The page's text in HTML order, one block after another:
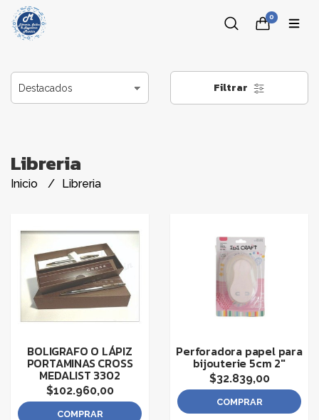
0
Filtrar
Libreria
Inicio Libreria
BOLIGRAFO O LÁPIZ
PORTAMINAS CROSS
MEDALIST 3302
$102.960,00
COMPRAR
Perforadora papel para
bijouterie 5cm 2"
$32.839,00
COMPRAR